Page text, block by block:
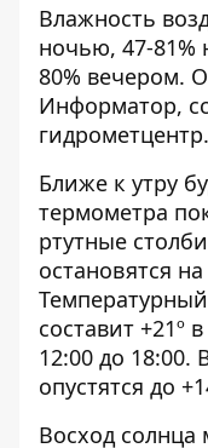
Влажность
ночью, 47-81%
80% вечером.
Информатор,
гидрометцентр.
Ближе к утру
термометра
ртутные
остановятся
составит +21º
12:00 до 18:00.
опустятся до
Восход